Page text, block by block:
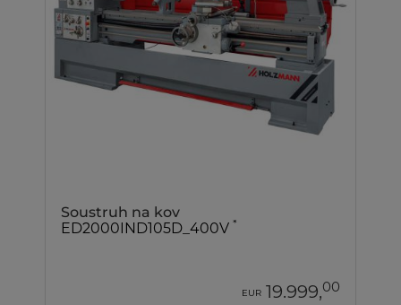
Soustruh na kov
ED2000IND105D_400V *
EUR 19.999,00